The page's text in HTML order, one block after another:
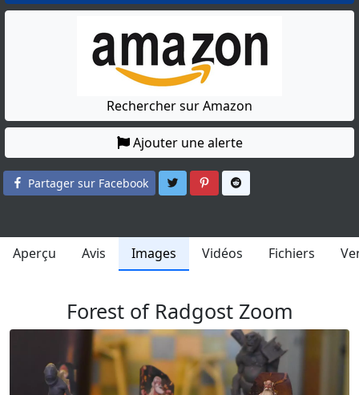
Rechercher sur Amazon
Ajouter une alerte
Partager sur Facebook Partager sur Twitter
Partager sur Pinterest
Aperçu Avis Images Vidéos Fichiers
Forest of Radgost Zoom